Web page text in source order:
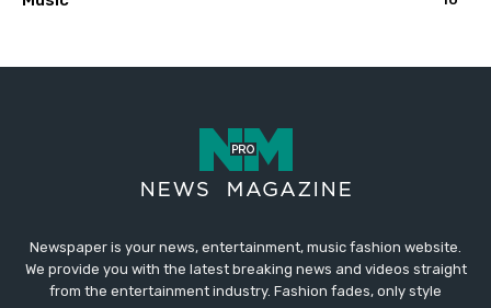
Newspaper is your news, entertainment, music fashion website.
We provide you with the latest breaking news and videos straight
from the entertainment industry. Fashion fades, only style